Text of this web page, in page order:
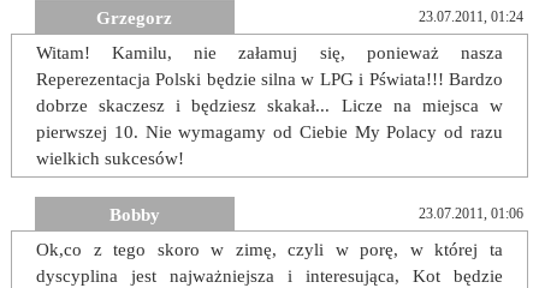
Grzegorz 23.07.2011, 01:24
Witam! Kamilu, nie załamuj się, ponieważ nasza
Reperezentacja Polski będzie silna w LPG i Pświata!!! Bardzo
dobrze skaczesz i będziesz skakał... Licze na miejsca w
pierwszej 10. Nie wymagamy od Ciebie My Polacy od razu
wielkich sukcesów!
Bobby 23.07.2011, 01:06
Ok,co z tego skoro w zimę, czyli w porę, w której ta
dyscyplina jest najważniejsza i interesująca, Kot będzie